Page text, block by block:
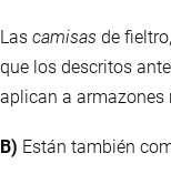
Las camisas de
que los descritos
aplican a armazones
B) Están también